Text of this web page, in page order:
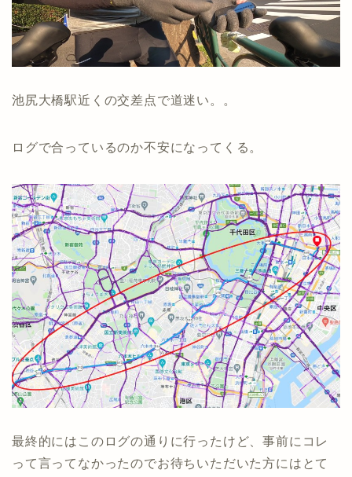
池尻大橋駅近くの交差点で道迷い。。
ログで合っているのか不安になってくる。
最終的にはこのログの通りに行ったけど、事前にコレ
って言ってなかったのでお待ちいただいた方にはとて